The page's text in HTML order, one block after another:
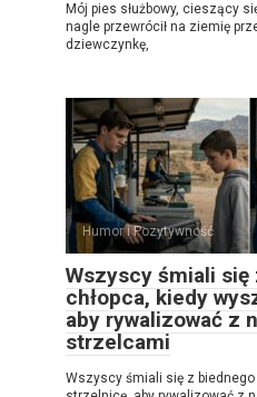
Mój pies służbowy, cieszący
nagle przewrócił na ziemię
dziewczynkę,
Humor i Pozytywność
Wszyscy śmiali się
chłopca, kiedy
aby rywalizować z
strzelcami
Wszyscy śmiali się z biednego